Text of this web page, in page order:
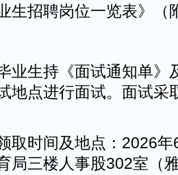
生招聘岗位一览表》（
业生持《面试通知单》
地点进行面试。面试采
取时间及地点：2026
局三楼人事股302室（